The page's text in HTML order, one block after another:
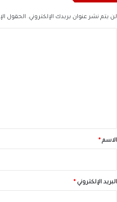
لن يتم نشر عنوان بريدك الإلكتروني. الحقول
*الاسم *
البريد الإلكتروني *